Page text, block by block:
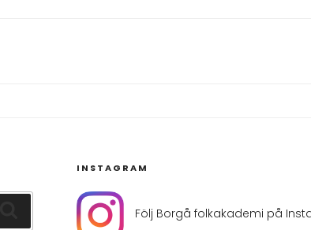
INSTAGRAM
Följ Borgå folkakademi på